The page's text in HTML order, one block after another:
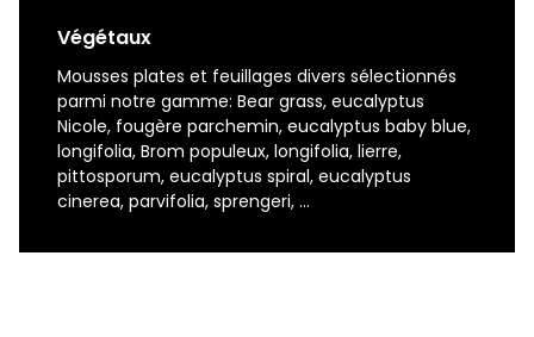
Végétaux
Mousses plates et feuillages divers sélectionnés
parmi notre gamme: Bear grass, eucalyptus
Nicole, fougère parchemin, eucalyptus baby blue,
longifolia, Brom populeux, longifolia, lierre,
pittosporum, eucalyptus spiral, eucalyptus
cinerea, parvifolia, sprengeri, ...